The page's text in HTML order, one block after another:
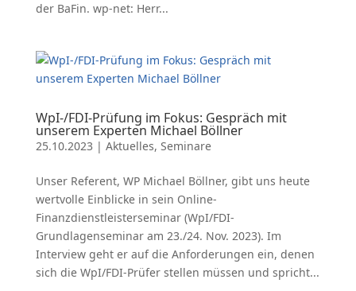
der BaFin. wp-net: Herr...
WpI-/FDI-Prüfung im Fokus: Gespräch mit
unserem Experten Michael Böllner
25.10.2023 | Aktuelles, Seminare
Unser Referent, WP Michael Böllner, gibt uns heute
wertvolle Einblicke in sein Online-
Finanzdienstleisterseminar (WpI/FDI-
Grundlagenseminar am 23./24. Nov. 2023). Im
Interview geht er auf die Anforderungen ein, denen
sich die WpI/FDI-Prüfer stellen müssen und spricht...